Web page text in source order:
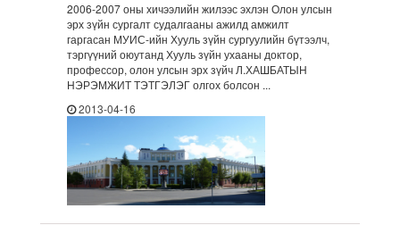
2006-2007 оны хичээлийн жилээс эхлэн Олон улсын
эрх зүйн сургалт судалгааны ажилд амжилт
гаргасан МУИС-ийн Хууль зүйн сургуулийн бүтээлч,
тэргүүний оюутанд Хууль зүйн ухааны доктор,
профессор, олон улсын эрх зүйч Л.ХАШБАТЫН
НЭРЭМЖИТ ТЭТГЭЛЭГ олгох болсон ...
2013-04-16